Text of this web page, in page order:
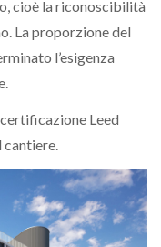
cioè la riconoscibilità
La proporzione del
l’esigenza
Leed